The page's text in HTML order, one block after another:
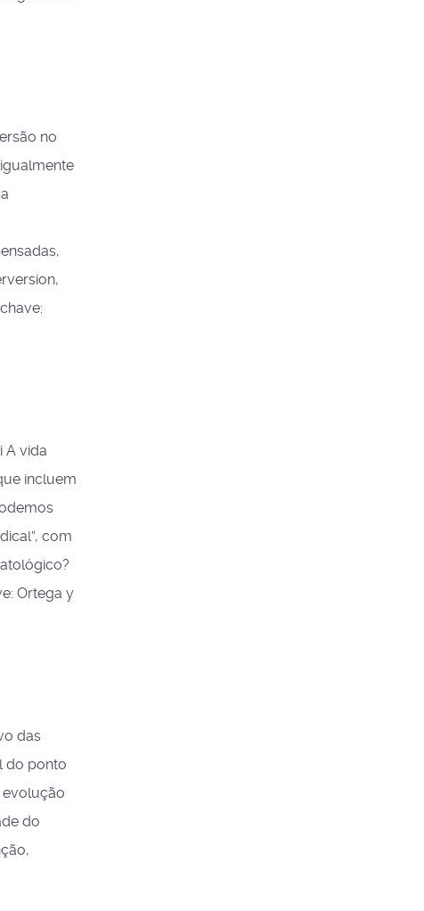
no
A vida
incluem
com
Ortega y
das
do ponto
evolução
do